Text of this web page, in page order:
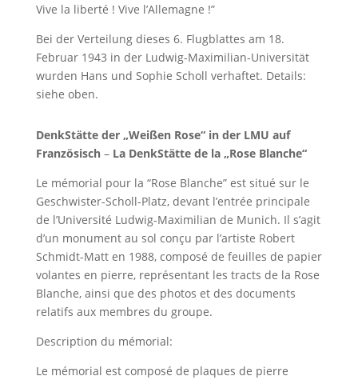
Vive la liberté ! Vive l’Allemagne !”
Bei der Verteilung dieses 6. Flugblattes am 18.
Februar 1943 in der Ludwig-Maximilian-Universität
wurden Hans und Sophie Scholl verhaftet. Details:
siehe oben.
DenkStätte der „Weißen Rose“ in der LMU auf
Französisch– La DenkStätte de la „Rose Blanche“
Le mémorial pour la “Rose Blanche” est situé sur le
Geschwister-Scholl-Platz, devant l’entrée principale
de l’Université Ludwig-Maximilian de Munich. Il s’agit
d’un monument au sol conçu par l’artiste Robert
Schmidt-Matt en 1988, composé de feuilles de papier
volantes en pierre, représentant les tracts de la Rose
Blanche, ainsi que des photos et des documents
relatifs aux membres du groupe.
Description du mémorial:
Le mémorial est composé de plaques de pierre